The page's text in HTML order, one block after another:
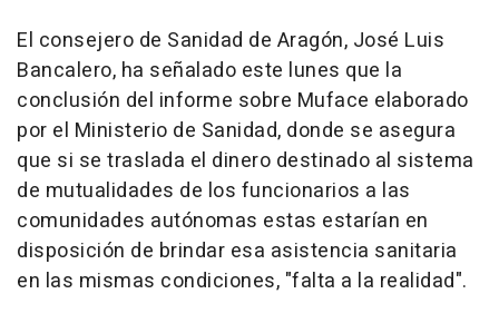
El consejero de Sanidad de Aragón, José Luis
Bancalero, ha señalado este lunes que la
conclusión del informe sobre Muface elaborado
por el Ministerio de Sanidad, donde se asegura
que si se traslada el dinero destinado al sistema
de mutualidades de los funcionarios a las
comunidades autónomas estas estarían en
disposición de brindar esa asistencia sanitaria
en las mismas condiciones, "falta a la realidad".